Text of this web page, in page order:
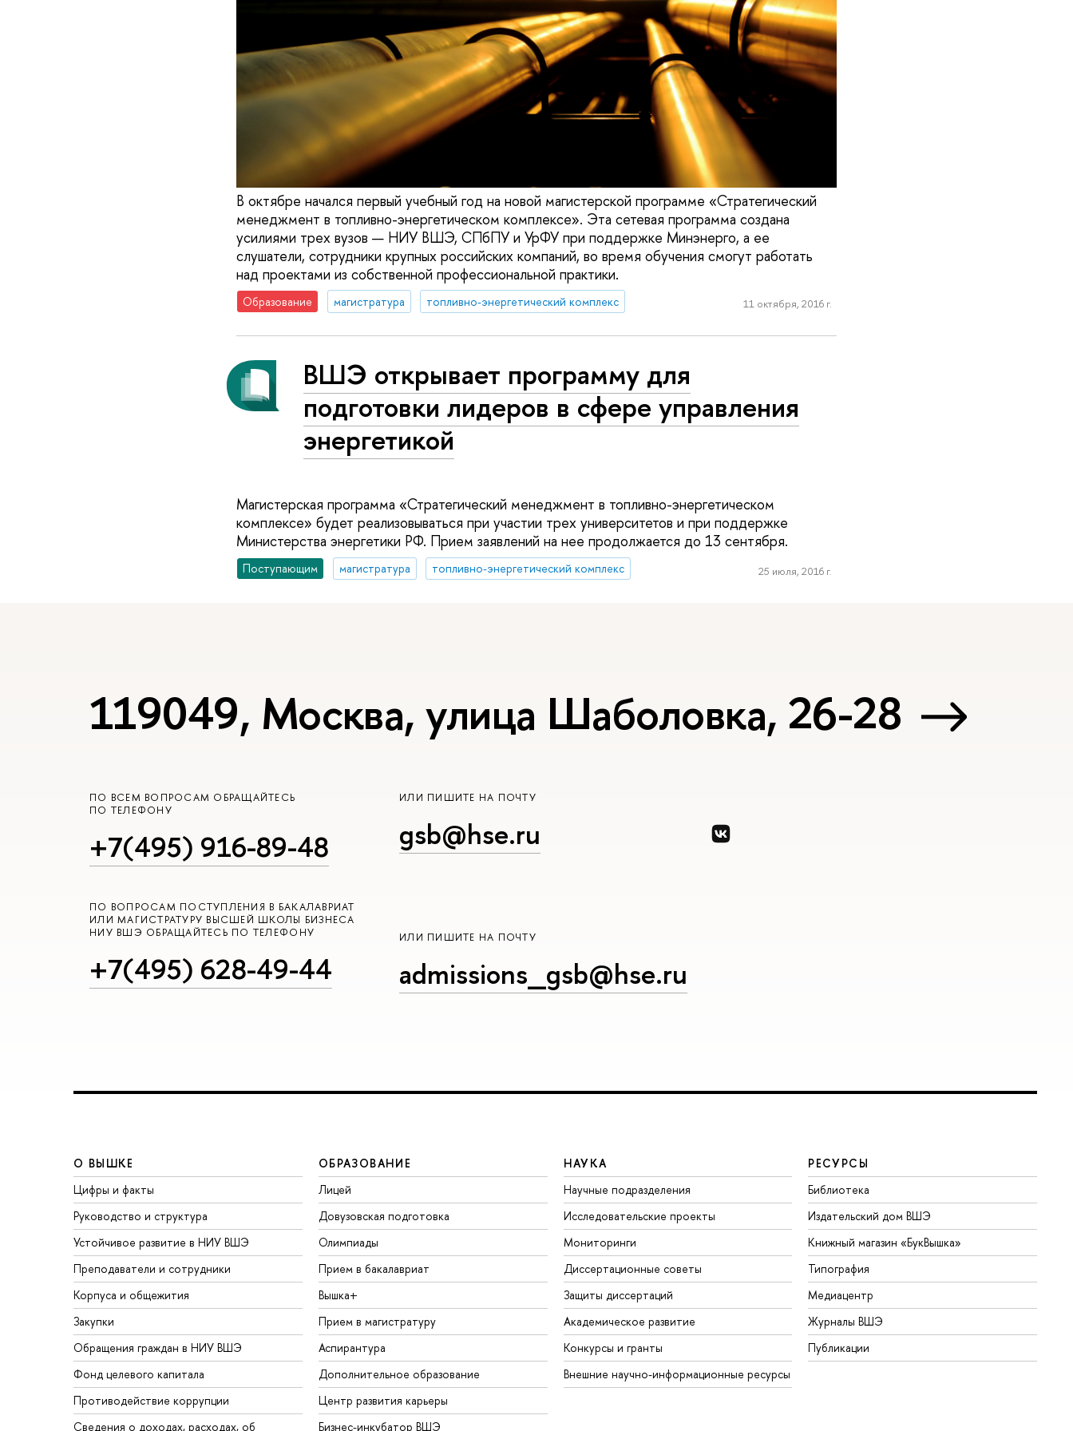
В октябре начался первый учебный год на новой магистерской программе «Стратегический
менеджмент в топливно-энергетическом комплексе». Эта сетевая программа создана
усилиями трех вузов — НИУ ВШЭ, СПбПУ и УрФУ при поддержке Минэнерго, а ее
слушатели, сотрудники крупных российских компаний, во время обучения смогут работать
над проектами из собственной профессиональной практики.
Образование магистратура топливно-энергетический комплекс 11 октября, 2016 г.
ВШЭ открывает программу для
подготовки лидеров в сфере управления
энергетикой
Магистерская программа «Стратегический менеджмент в топливно-энергетическом
комплексе» будет реализовываться при участии трех университетов и при поддержке
Министерства энергетики РФ. Прием заявлений на нее продолжается до 13 сентября.
Поступающим магистратура топливно-энергетический комплекс 25 июля, 2016 г.
119049, Москва, улица Шаболовка, 26-28
ПО ВСЕМ ВОПРОСАМ ОБРАЩАЙТЕСЬ
ПО ТЕЛЕФОНУ
+7(495) 916-89-48
ИЛИ ПИШИТЕ НА ПОЧТУ
gsb@hse.ru
ПО ВОПРОСАМ ПОСТУПЛЕНИЯ В БАКАЛАВРИАТ
ИЛИ МАГИСТРАТУРУ ВЫСШЕЙ ШКОЛЫ БИЗНЕСА
НИУ ВШЭ ОБРАЩАЙТЕСЬ ПО ТЕЛЕФОНУ
+7(495) 628-49-44
ИЛИ ПИШИТЕ НА ПОЧТУ
admissions_gsb@hse.ru
О ВЫШКЕ
Цифры и факты
Руководство и структура
Устойчивое развитие в НИУ ВШЭ
Преподаватели и сотрудники
Корпуса и общежития
Закупки
Обращения граждан в НИУ ВШЭ
Фонд целевого капитала
Противодействие коррупции
Сведения о доходах, расходах, об
ОБРАЗОВАНИЕ
Лицей
Довузовская подготовка
Олимпиады
Прием в бакалавриат
Вышка+
Прием в магистратуру
Аспирантура
Дополнительное образование
Центр развития карьеры
Бизнес-инкубатор ВШЭ
НАУКА
Научные подразделения
Исследовательские проекты
Мониторинги
Диссертационные советы
Защиты диссертаций
Академическое развитие
Конкурсы и гранты
Внешние научно-информационные ресурсы
РЕСУРСЫ
Библиотека
Издательский дом ВШЭ
Книжный магазин «БукВышка»
Типография
Медиацентр
Журналы ВШЭ
Публикации